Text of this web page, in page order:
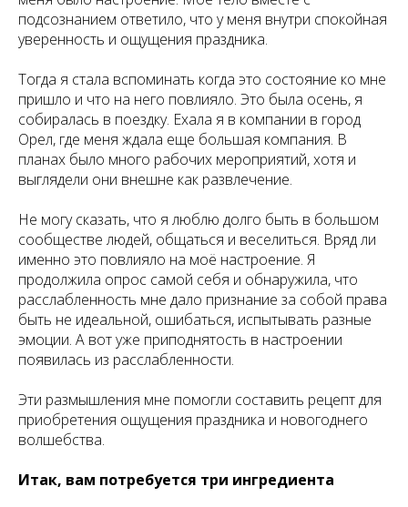
подсознанием ответило, что у меня внутри спокойная
уверенность и ощущения праздника.
Тогда я стала вспоминать когда это состояние ко мне
пришло и что на него повлияло. Это была осень, я
собиралась в поездку. Ехала я в компании в город
Орел, где меня ждала еще большая компания. В
планах было много рабочих мероприятий, хотя и
выглядели они внешне как развлечение.
Не могу сказать, что я люблю долго быть в большом
сообществе людей, общаться и веселиться. Вряд ли
именно это повлияло на моё настроение. Я
продолжила опрос самой себя и обнаружила, что
расслабленность мне дало признание за собой права
быть не идеальной, ошибаться, испытывать разные
эмоции. А вот уже приподнятость в настроении
появилась из расслабленности.
Эти размышления мне помогли составить рецепт для
приобретения ощущения праздника и новогоднего
волшебства.
Итак, вам потребуется три ингредиента